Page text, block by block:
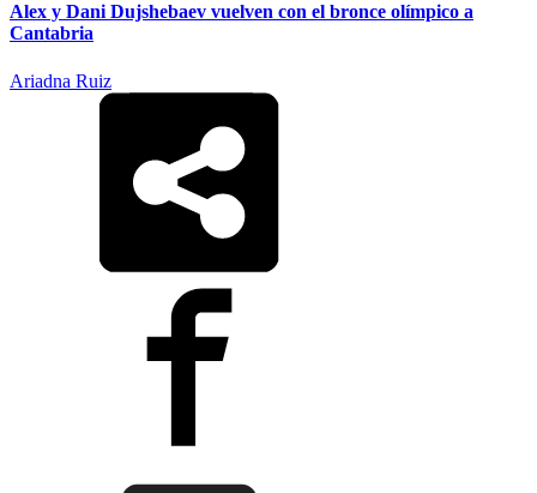
Alex y Dani Dujshebaev vuelven con el bronce olímpico a
Cantabria
Ariadna Ruiz